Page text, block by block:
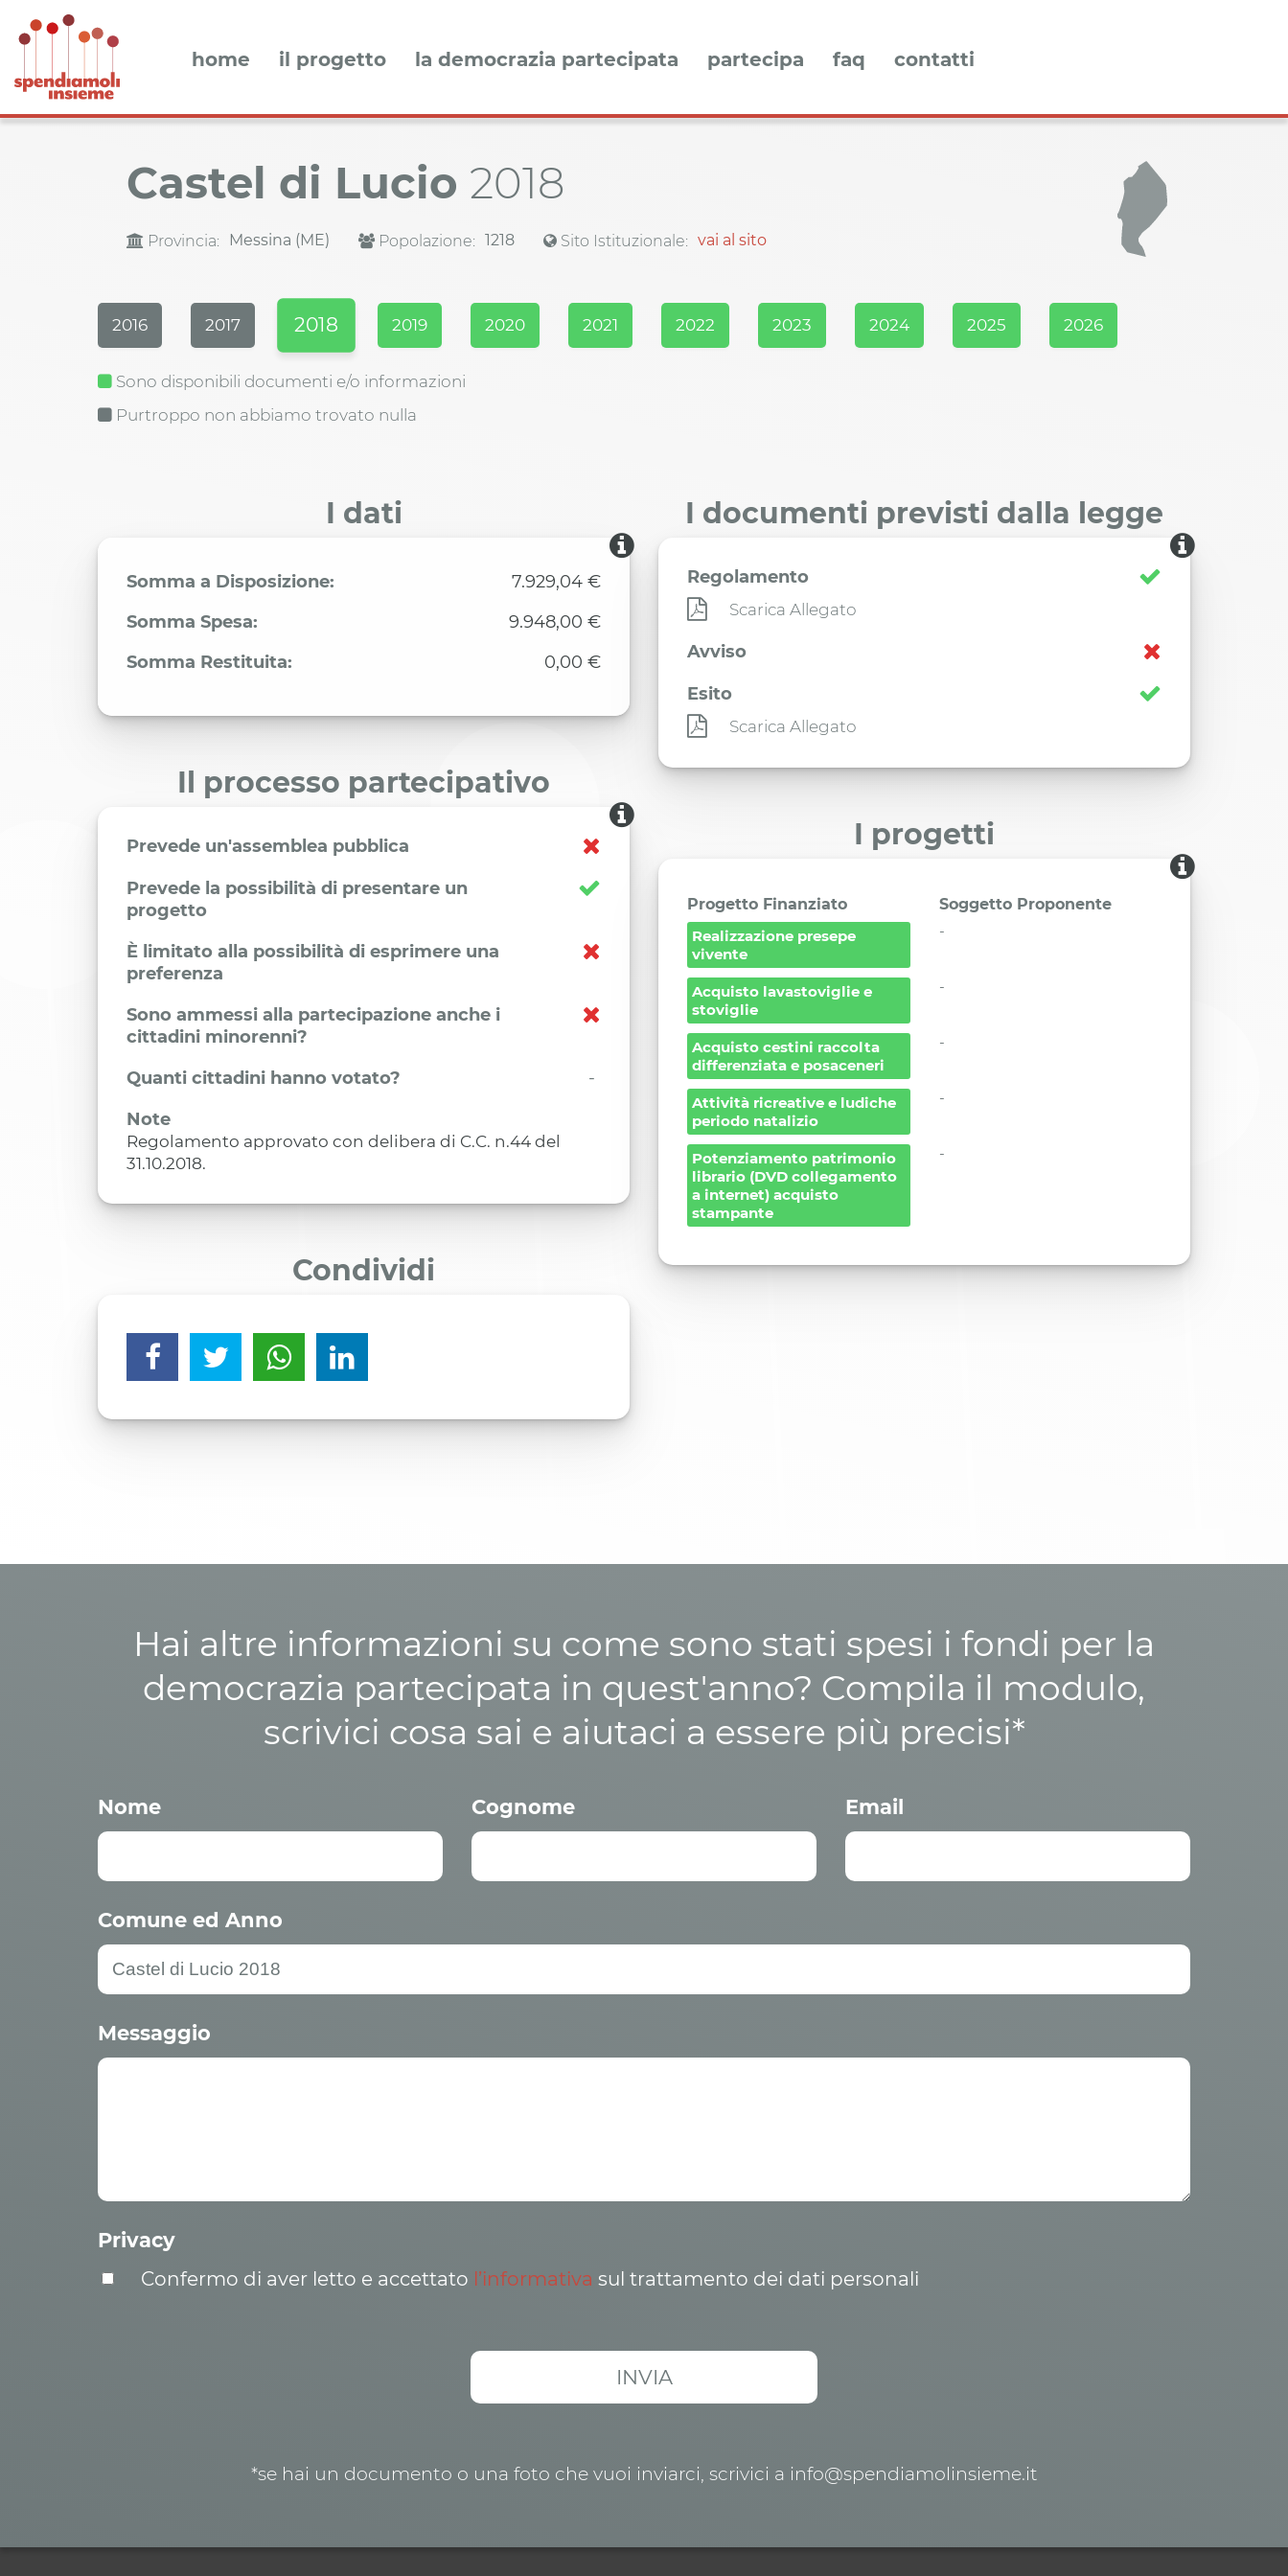
home il progetto la democrazia partecipata partecipa faq contatti
Castel di Lucio 2018
Provincia: Messina (ME) Popolazione: 1218 Sito Istituzionale: vai al sito
2016 2017 2018 2019 2020 2021 2022 2023 2024 2025 2026
Sono disponibili documenti e/o informazioni
Purtroppo non abbiamo trovato nulla
I dati
Somma a Disposizione:
7.929,04 €
Somma Spesa:
9.948,00 €
Somma Restituita:
0,00 €
I documenti previsti dalla legge
Regolamento
Scarica Allegato
Avviso
Esito
Scarica Allegato
Il processo partecipativo
Prevede un'assemblea pubblica
Prevede la possibilità di presentare un
progetto
È limitato alla possibilità di esprimere una
preferenza
Sono ammessi alla partecipazione anche i
cittadini minorenni?
Quanti cittadini hanno votato?
-
Note
Regolamento approvato con delibera di C.C. n.44 del
31.10.2018.
I progetti
Progetto Finanziato
Soggetto Proponente
Realizzazione presepe
vivente
-
Acquisto lavastoviglie e
stoviglie
-
Acquisto cestini raccolta
differenziata e posaceneri
-
Attività ricreative e ludiche
periodo natalizio
-
Potenziamento patrimonio
librario (DVD collegamento
a internet) acquisto
stampante
-
Condividi
Hai altre informazioni su come sono stati spesi i fondi per la
democrazia partecipata in quest'anno? Compila il modulo,
scrivici cosa sai e aiutaci a essere più precisi*
Nome Cognome Email
Comune ed Anno
Messaggio
Privacy
Confermo di aver letto e accettato l’informativa sul trattamento dei dati personali
*se hai un documento o una foto che vuoi inviarci, scrivici a info@spendiamolinsieme.it